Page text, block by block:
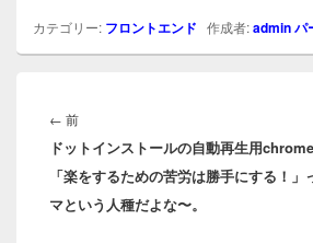
カテゴリー: フロントエンド 作成者:adminパ
稿
ナ
ビ
ゲ
ー
← 前前
の
投
稿:
ドットインストールの自動再生用
「楽をするための苦労は勝手にする！
マという人種だよな〜。